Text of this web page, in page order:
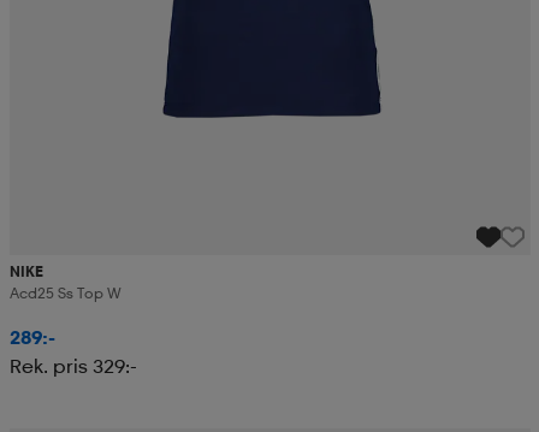
NIKE
Acd25 Ss Top W
289:-
Rek. pris 329:-